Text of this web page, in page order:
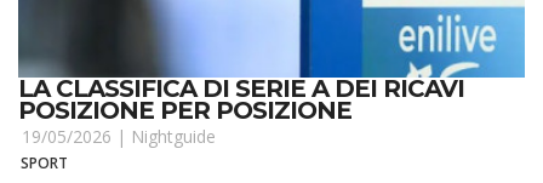
LA CLASSIFICA DI SERIE A DEI RICAVI
POSIZIONE PER POSIZIONE
19/05/2026 | Nightguide
SPORT